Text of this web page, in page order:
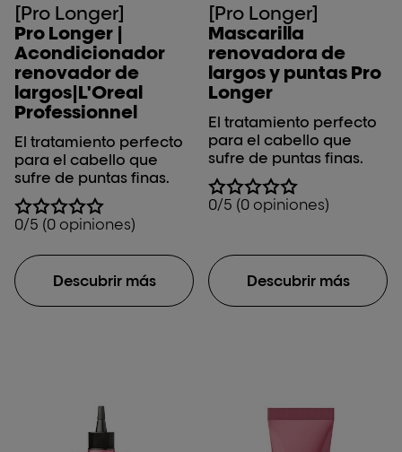
[Pro Longer]
Pro Longer |
Acondicionador
renovador de
largos|L'Oreal
Professionnel
El tratamiento perfecto
para el cabello que
sufre de puntas finas.
0/5 (0 opiniones)
Descubrir más
[Pro Longer]
Mascarilla
renovadora de
largos y puntas Pro
Longer
El tratamiento perfecto
para el cabello que
sufre de puntas finas.
0/5 (0 opiniones)
Descubrir más